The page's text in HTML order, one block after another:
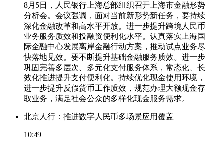
8月5日，人民银行上海总部组织召开上海市金融形势
分析会。会议强调，面对当前新形势新任务，要持续
深化金融改革和高水平开放。进一步提升跨境人民币
业务服务质效和投融资便利化水平。认真落实上海国
际金融中心发展离岸金融行动方案，推动试点业务尽
快落地见效。要不断提升基础金融服务质效。进一步
巩固完善多层次、多元化支付服务体系，常态化、长
效化推进提升支付便利化。持续优化现金使用环境，
进一步提升反假货币工作质效，规范办理大额现金存
取业务，满足社会公众的多样化现金服务需求。
北京人行：推进数字人民币多场景应用覆盖
10:49